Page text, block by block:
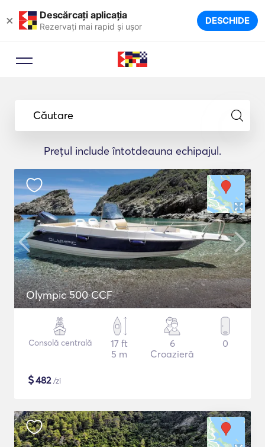
× Descărcați aplicația
Rezervați mai rapid și ușor DESCHIDE
Căutare
Prețul include întotdeauna echipajul.
Olympic 500 CCF
Consolă centrală
17 ft
5 m
6
Croazieră
0
$482/zi